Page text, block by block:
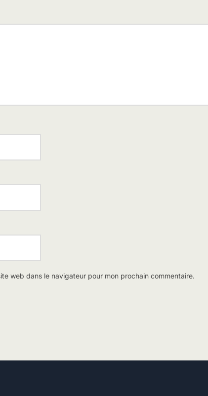
web dans le navigateur pour mon prochain commentaire.